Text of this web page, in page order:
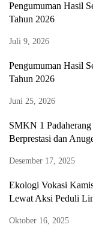
Pengumuman Hasil
Tahun 2026
Juli 9, 2026
Pengumuman Hasil
Tahun 2026
Juni 25, 2026
SMKN 1
Berprestasi dan
Desember 17, 2025
Ekologi Vokasi
Lewat Aksi Peduli
Oktober 16, 2025